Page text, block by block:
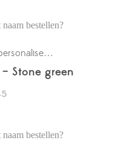
badcapes
Stone green